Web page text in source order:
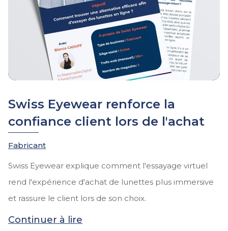
Swiss Eyewear renforce la
confiance client lors de l'achat
Fabricant
Swiss Eyewear explique comment l'essayage virtuel
rend l'expérience d'achat de lunettes plus immersive
et rassure le client lors de son choix.
Continuer à lire